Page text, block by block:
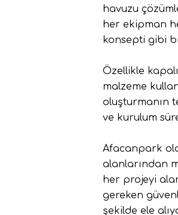
havuzu
her ekipman
konsepti gibi
Özellikle
malzeme
oluşturmanın
ve kurulum
Afacanpark
alanlarından
her projeyi
gereken
şekilde ele